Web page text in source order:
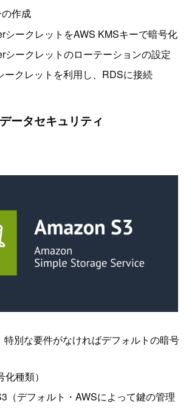
作成
シークレットをAWS KMSキーで暗号化
シークレットのローテーションの設定
ークレットを利用し、RDSに接続
ータセキュリティ
特別な要件がなければデフォルトの暗号
種類）
（デフォルト・AWSによって鍵の管理